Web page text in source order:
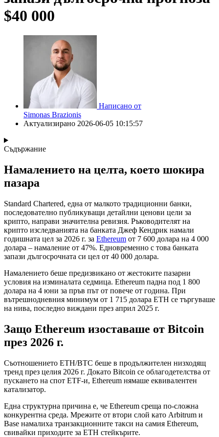
$40 000
Написано от
Simonas Brazionis
Актуализирано 2026-06-05 10:15:57
Съдържание
Намалението на целта, което шокира
пазара
Standard Chartered, една от малкото традиционни банки,
последователно публикуващи детайлни ценови цели за
крипто, направи значителна ревизия. Ръководителят на
крипто изследванията на банката Джеф Кендрик намали
годишната цел за 2026 г. за Ethereum от 7 600 долара на 4 000
долара – намаление от 47%. Едновременно с това банката
запази дългосрочната си цел от 40 000 долара.
Намалението беше предизвикано от жестоките пазарни
условия на изминалата седмица. Ethereum падна под 1 800
долара на 4 юни за пръв път от повече от година. При
вътрешнодневния минимум от 1 715 долара ETH се търгуваше
на нива, последно виждани през април 2025 г.
Защо Ethereum изоставаше от Bitcoin
през 2026 г.
Съотношението ETH/BTC беше в продължителен низходящ
тренд през целия 2026 г. Докато Bitcoin се облагодетелства от
пускането на спот ETF-и, Ethereum нямаше еквивалентен
катализатор.
Една структурна причина е, че Ethereum среща по-сложна
конкурентна среда. Мрежите от втори слой като Arbitrum и
Base намалиха транзакционните такси на самия Ethereum,
свивайки приходите за ETH стейкърите.